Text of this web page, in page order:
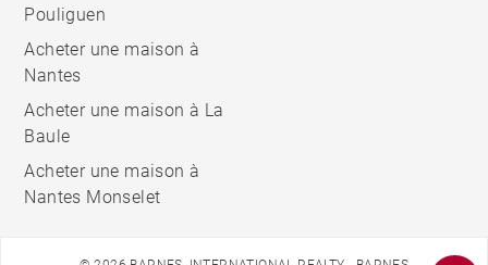
Pouliguen
Acheter une maison à
Nantes
Acheter une maison à La
Baule
Acheter une maison à
Nantes Monselet